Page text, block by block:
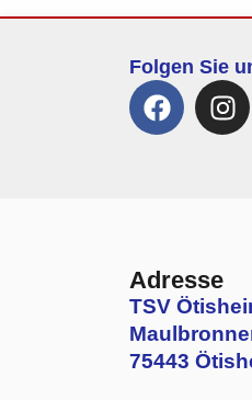
Folgen Sie
Adresse
TSV
75443